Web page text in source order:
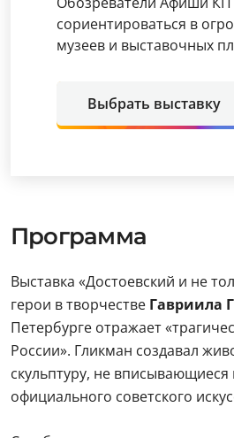
сориентироваться в
музеев и выставочных
Выбрать выставку
Программа
Выставка «Достоевский и не
герои в творчестве Гавриила
Петербурге отражает
России». Гликман создавал
скульптуру, не вписывающиеся
официального советского